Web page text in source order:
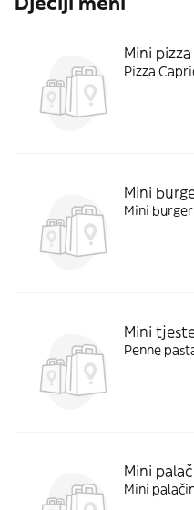
Mini
Pizza
Mini
Mini
Mini
Penne
Mini
Mini